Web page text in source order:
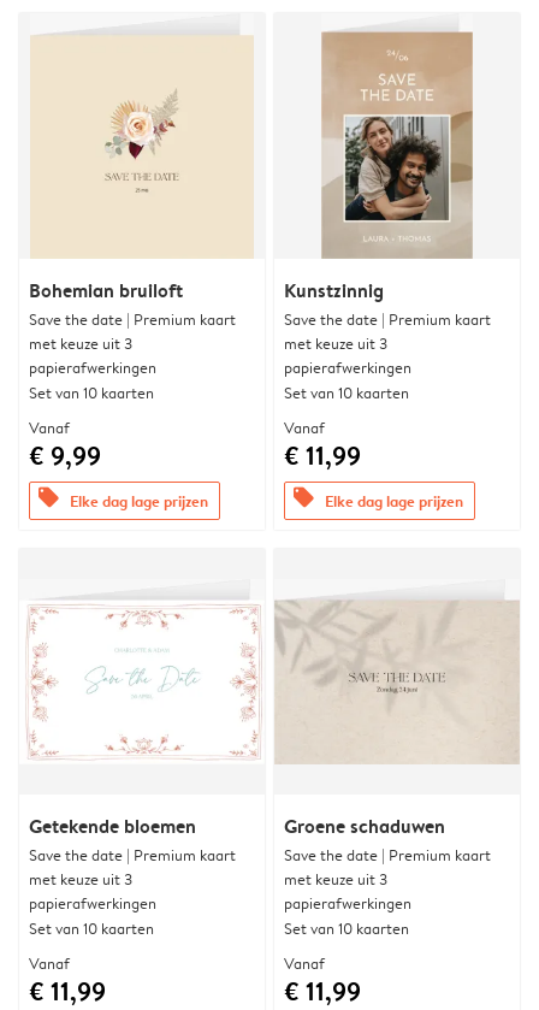
Bohemian bruiloft
Save the date | Premium kaart
met keuze uit 3
papierafwerkingen
Set van 10 kaarten
Vanaf
€ 9,99
offers Elke dag lage prijzen
Kunstzinnig
Save the date | Premium kaart
met keuze uit 3
papierafwerkingen
Set van 10 kaarten
Vanaf
€ 11,99
offers Elke dag lage prijzen
Getekende bloemen
Save the date | Premium kaart
met keuze uit 3
papierafwerkingen
Set van 10 kaarten
Vanaf
€ 11,99
Groene schaduwen
Save the date | Premium kaart
met keuze uit 3
papierafwerkingen
Set van 10 kaarten
Vanaf
€ 11,99